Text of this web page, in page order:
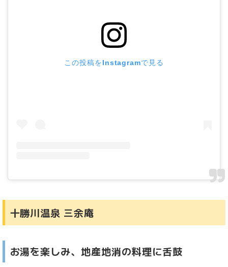
この投稿をInstagramで見る
十勝川温泉 三余庵
お湯を楽しみ、地産地消の料理に舌鼓